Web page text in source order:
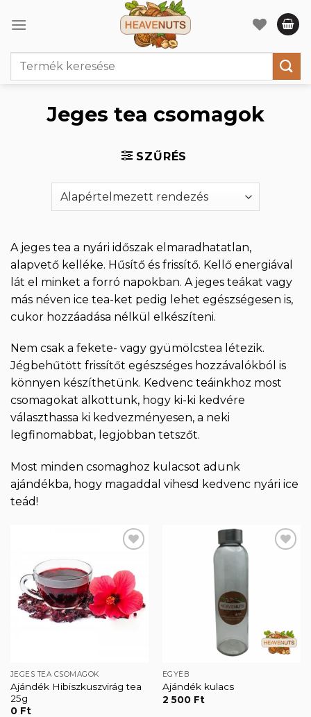
Keresés
Jeges tea csomagok
SZŰRÉS
A jeges tea a nyári időszak elmaradhatatlan,
alapvető kelléke. Hűsítő és frissítő. Kellő energiával
lát el minket a forró napokban. A jeges teákat vagy
más néven ice tea-ket pedig lehet egészségesen is,
cukor hozzáadása nélkül elkészíteni.
Nem csak a fekete- vagy gyümölcstea létezik.
Jégbehűtött frissítőt egészséges hozzávalókból is
könnyen készíthetünk. Kedvenc teáinkhoz most
csomagokat alkottunk, hogy ki-ki kedvére
választhassa ki kedvezményesen, a neki
legfinomabbat, legjobban tetszőt.
Most minden csomaghoz kulacsot adunk
ajándékba, hogy magaddal vihesd kedvenc nyári ice
teád!
Kedvencekhez
JEGES TEA CSOMAGOK
Ajándék Hibiszkuszvirág tea
25g
0 Ft
EGYÉB
Ajándék kulacs
2 500 Ft